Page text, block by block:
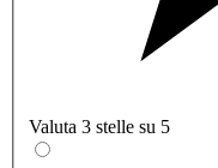
Valuta 3 stelle su 5